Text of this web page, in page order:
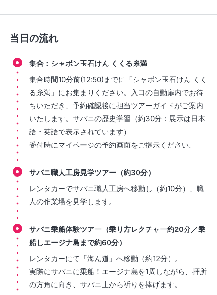
当日の流れ
集合：シャボン玉石けん くくる糸満
集合時間10分前(12:50)までに「シャボン玉石けん くく
る糸満」にお集まりください。入口の自動扉内でお待
ちいただき、予約確認後に担当ツアーガイドがご案内
いたします。サバニの歴史学習（約30分：展示は日本
語・英語で表示されています）
受付時にマイページの予約画面をご提示ください。
サバニ職人工房見学ツアー（約30分）
レンタカーでサバニ職人工房へ移動し（約10分）、職
人の作業場を見学します。
サバニ乗船体験ツアー（乗り方レクチャー約20分／乗
船しエージナ島まで約60分）
レンタカーにて「海ん道」へ移動（約12分）。
実際にサバニに乗船！エージナ島を1周しながら、拝所
の方角に向き、サバニ上から祈りを捧げます。